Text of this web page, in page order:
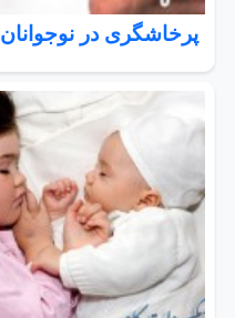
پرخاشگری در نوجوانان